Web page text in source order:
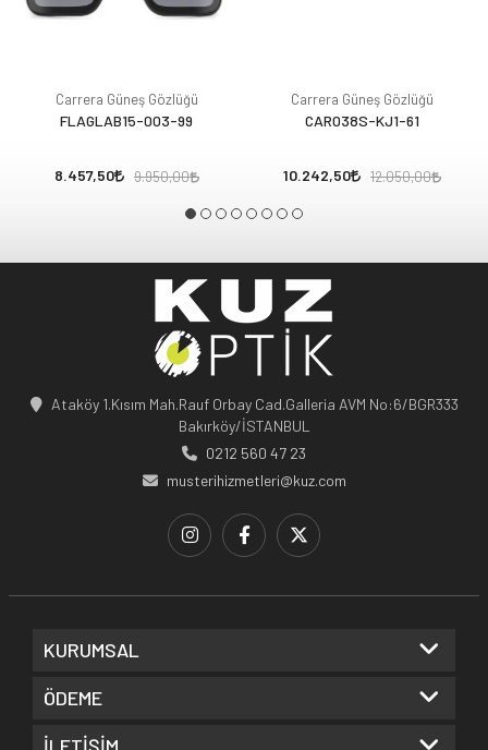
Carrera Güneş Gözlüğü
FLAGLAB15-003-99
8.457,50 9.950,00
Carrera Güneş Gözlüğü
CAR038S-KJ1-61
10.242,50 12.050,00
Ataköy 1.Kısım Mah.Rauf Orbay Cad.Galleria AVM No:6/BGR333
Bakırköy/İSTANBUL
0212 560 47 23
musterihizmetleri@kuz.com
KURUMSAL
ÖDEME